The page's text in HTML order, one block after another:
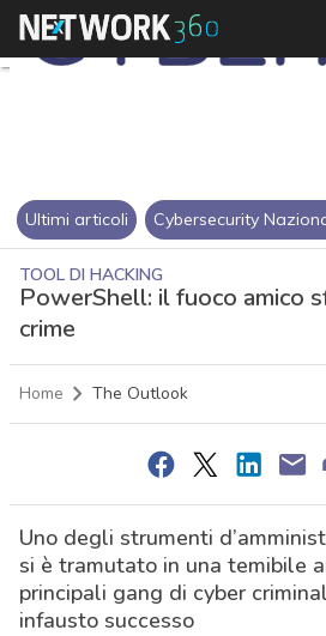
Ultimi articoli Cybersecurity
TOOL DI HACKING
PowerShell: il fuoco amico
crime
Home The Outlook
Uno degli strumenti
si è tramutato in una temibile
principali gang di cyber
infausto successo